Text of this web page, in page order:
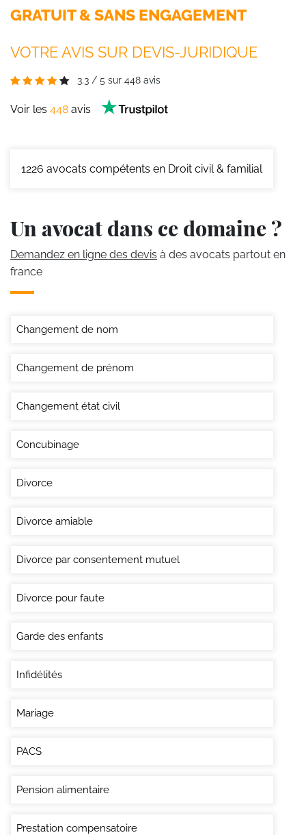
GRATUIT & SANS ENGAGEMENT
VOTRE AVIS SUR DEVIS-JURIDIQUE
3.3 / 5 sur 448 avis
Voir les 448 avis
1226 avocats compétents en Droit civil & familial
Un avocat dans ce domaine ?
Demandez en ligne des devis à des avocats partout en
france
Changement de nom
Changement de prénom
Changement état civil
Concubinage
Divorce
Divorce amiable
Divorce par consentement mutuel
Divorce pour faute
Garde des enfants
Infidélités
Mariage
PACS
Pension alimentaire
Prestation compensatoire